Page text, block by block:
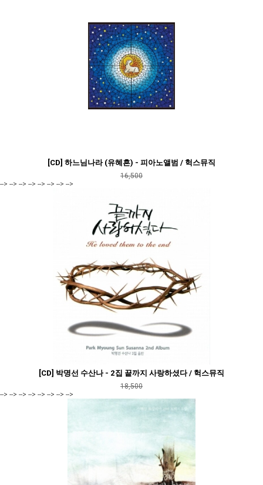
[CD] 하느님나라 (유혜흔) - 피아노앨범 / 헉스뮤직
16,500
--> --> --> --> --> --> --> -->
[CD] 박명선 수산나 - 2집 끝까지 사랑하셨다 / 헉스뮤직
18,500
--> --> --> --> --> --> --> -->